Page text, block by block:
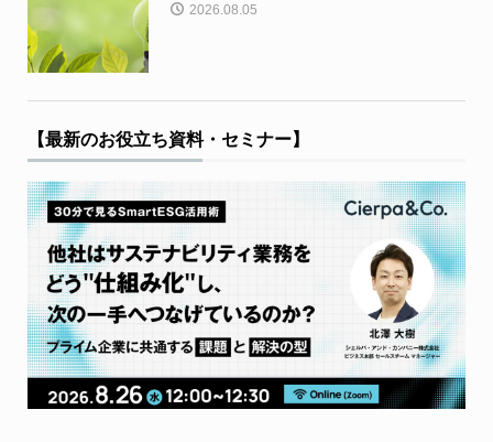
2026.08.05
【最新のお役立ち資料・セミナー】